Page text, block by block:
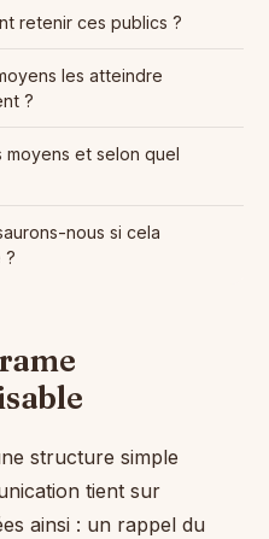
retenir ces publics ?
les atteindre
?
moyens et selon quel
nous si cela
?
structure simple
tient sur
ainsi : un rappel du